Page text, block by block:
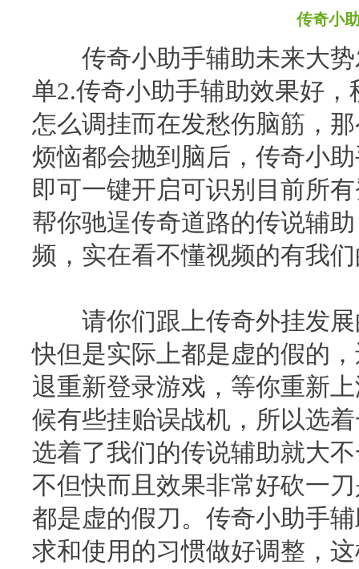
传奇小
传奇小助手辅助未来大势
单2.传奇小助手辅助效果好
怎么调挂而在发愁伤脑筋，
烦恼都会抛到脑后，传奇小
即可一键开启可识别目前所
帮你驰逞传奇道路的传说辅
频，实在看不懂视频的有我
请你们跟上传奇外挂发展
快但是实际上都是虚的假的
退重新登录游戏，等你重新
候有些挂贻误战机，所以选
选着了我们的传说辅助就大
不但快而且效果非常好砍一
都是虚的假刀。传奇小助手
求和使用的习惯做好调整，